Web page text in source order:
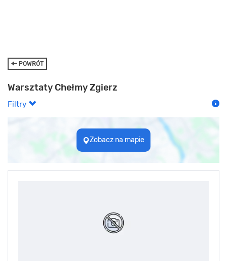
POWRÓT
Warsztaty Chełmy Zgierz
Filtry
Zobacz na mapie